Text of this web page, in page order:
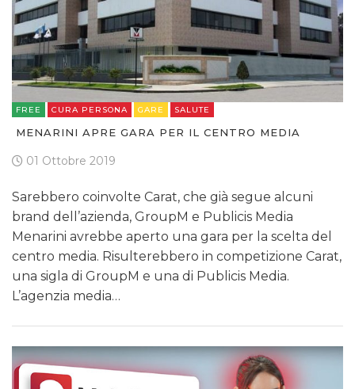
FREE CURA PERSONA GARE SALUTE
MENARINI APRE GARA PER IL CENTRO MEDIA
01 Ottobre 2019
Sarebbero coinvolte Carat, che già segue alcuni
brand dell’azienda, GroupM e Publicis Media
Menarini avrebbe aperto una gara per la scelta del
centro media. Risulterebbero in competizione Carat,
una sigla di GroupM e una di Publicis Media.
L’agenzia media…